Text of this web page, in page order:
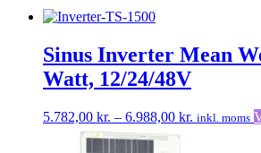
Sinus Inverter Mean
Watt, 12/24/48V
5.782,00 kr. – 6.988,00 kr. Prisinterval:
inkl. moms